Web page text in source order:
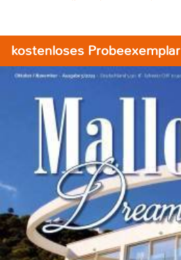
kostenloses Probeexemplar